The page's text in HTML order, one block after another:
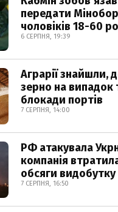
передати
чоловіків 18-60
6 СЕРПНЯ, 19:39
Аграрії знайшли,
зерно на випадок
блокади портів
7 СЕРПНЯ, 14:00
РФ атакувала
компанія
обсяги видобутку
7 СЕРПНЯ, 16:50